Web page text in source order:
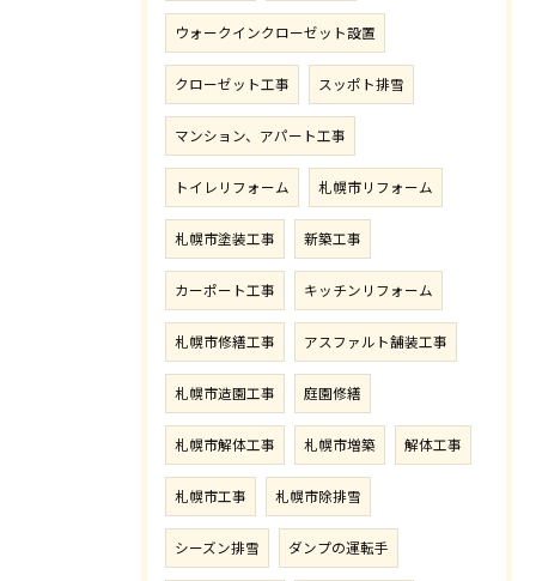
ウォークインクローゼット設置
クローゼット工事 スッポト排雪
マンション、アパート工事
トイレリフォーム 札幌市リフォーム
札幌市塗装工事 新築工事
カーポート工事 キッチンリフォーム
札幌市修繕工事 アスファルト舗装工事
札幌市造園工事 庭園修繕
札幌市解体工事 札幌市増築 解体工事
札幌市工事 札幌市除排雪
シーズン排雪 ダンプの運転手